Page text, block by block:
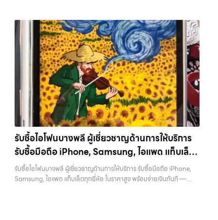
ทันที โดยเน้นบริการในพื้นที่ ลาดพร้าว, รัชดา, บางรัก, แจ้งวัฒนะ,…
ว่าอุปกรณ์แต่ละชิ้นไม่ใช่แค่เครื่องใช้ไฟฟ้า แต่เป็นทรัพย์สินที่มีมูลค่า คุณอาจ
ต้องการเปลี่ยนรุ่น หรือต้องการเงินด่วน เราจึงมอบบริการประเมินสภาพ
เครื่อง ฟรี ปราบปรามความยุ่งยากทั้งหลาย โดยเน้น โปร่งใส มั่นใจได้ และ
จ่ายเงินทันทีเมื่อตกลงซื้อขายสำเร็จ บริการของเราครอบคลุมทั้ง iPhone
สายใหม่-เก่า, Samsung ทุกรุ่น, iPad และแท็บเล็ตทุกแบรนด์ เรารับถึงแม้
จะอยู่ในสภาพใช้งานแล้ว ตกแต่งแล้ว หรือมีรอยบ้าง เพราะมูลค่าของเครื่อง
ไม่ได้ขึ้นอยู่แค่ยี่ห้อ แต่ขึ้นอยู่กับสภาพจริง ความครบชุด และความสะดวกใน
การขายของคุณ เราจึงตั้งใจให้บริการในเขต ลาดพร้าว, รัชดา, บางรัก,
แจ้งวัฒนะ, บางแค, วัชรพล, รามอินทรา, บางนา, บางพลี, เกษตรนวมินทร์,
เสนานิคม, วังหิน อย่างเต็มที่ ไม่ว่าคุณจะค้นหาคำว่า “รับซื้อมือถือใกล้ฉัน”,
“รับซื้อโทรศัพท์มือสองกรุงเทพ”, “ขาย iPad ได้ราคา”, “รับซื้อแท็บเล็ต
กรุงเทพถึงที่”, หรือ “รับซื้อ Samsung มือสอง ราคาสูง” — ที่นี่คือคำตอบ
เพราะบริการของเรามุ่งตรงให้คุณได้รับราคาและความสะดวกสบายที่เหนือ
กว่า เลือกเราแล้วคุณจะได้บริการที่คุณไว้วางใจ พร้อมทีมงานที่พร้อม
อำนวยความสะดวก นัดรับถึงที่ ตรวจสภาพอย่างมืออาชีพ และจ่ายเงินทันที
ทั้งหมดนี้เพื่อให้การขายอุปกรณ์ของคุณเป็นเรื่องง่ายขึ้น ดีกว่า รวดเร็วกว่า
และคุ้มค่ากว่า ทำไมต้องเลือกเรา ผู้เชี่ยวชาญด้านการให้บริการ รับซื้อมือถือ
บางแค วัชรพล รามอินทรา รับซื้อไอแพดบางรัก — รับซื้อโทรศัพท์, รับซื้อแม
คบุค, รับซื้อโน๊ตบุ๊ค, รับซื้อแท็บเล็ต, หรือบริการอื่นๆ เกี่ยวกับสินค้าไอที
กรุงเทพฯ เราพร้อมให้บริการครบวงจร รับซื้อไอแพดบางรัก รับซื้อโทรศัพท์,
รับซื้อแมคบุค, รับซื้อโน๊ตบุ๊ค, รับซื้อแท็บเล็ต, หรือบริการอื่นๆ เกี่ยวกับสินค้า
ไอที กรุงเทพฯ เราพร้อมให้บริการครบวงจร… รับซื้อไอแพดบางรัก รับซื้อ
iPad และแท็บเล็ตทุกแบรนด์ ทุกสภาพ — ขอขายง่าย ได้เงินเร็ว
ประสบการณ์เหนือระดับกับการ รับซื้อไอโฟน, รับซื้อไอแพด, รับซื้อมือถือ
ยินดีต้อนรับสู่ “รับซื้อขายมือถือ.com” เว็บไซต์ที่คุณไว้วางใจได้ สำหรับ
บริการ รับซื้อ มือถือ iPhone, Samsung, iPad, แท็บเล็ต ทุกยี่ห้อ ให้ราคา
สูง พร้อมจ่ายเงินทันที ครอบคลุมพื้นที่ ลาดพร้าว, รัชดา, บางรัก,
แจ้งวัฒนะ, บางแค, วัชรพล, รามอินทรา และเขตกรุงเทพฯ ใกล้ “ใกล้ ฉัน”
ที่สุด ในยุคที่สมาร์ทโฟน แท็บเล็ต และอุปกรณ์ไอทีใหม่ๆ เปลี่ยนรุ่นกันแทบ
ทุกช่วงเวลา อุปกรณ์ที่คุณใช้แล้วอาจกลายเป็นของที่ไม่ได้ใช้งานอยู่เฉยๆ
เว็บไซต์ของเราจึงเกิดขึ้นเพื่อเป็นทางเลือกให้คุณสามารถเปลี่ยนอุปกรณ์ที่
ไม่ใช้แล้วให้กลายเป็นเงินสดได้ทันที ด้วยบริการ รับซื้อไอโฟน, รับซื้อไอแพด,
รับซื้อมือถือ, รับซื้อโทรศัพท์, รับซื้อโน๊ตบุ๊ค, รับซื้อแท็บเล็ต, รับซื้อสินค้าไอที
กรุงเทพมหานคร อย่างครบวงจร ไม่ว่าคุณจะอยู่โซนเมืองหรือเขตชานเมือง
รับซื้อไอโฟนบางพลี ผู้เชี่ยวชาญด้านการให้บริการ
รับซื้อมือถือ iPhone, Samsung, ไอแพด แท็บเล็ต
ทุกยี่ห้อ ในราคาสูง พร้อมจ่ายเงินทันที
รับซื้อไอโฟนบางพลี ผู้เชี่ยวชาญด้านการให้บริการ รับซื้อมือถือ iPhone,
Samsung, ไอแพด แท็บเล็ตทุกยี่ห้อ ในราคาสูง พร้อมจ่ายเงินทันที —